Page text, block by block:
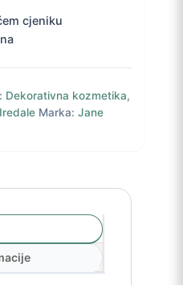
cjeniku
Dekorativna kozmetika,
Marka: Jane